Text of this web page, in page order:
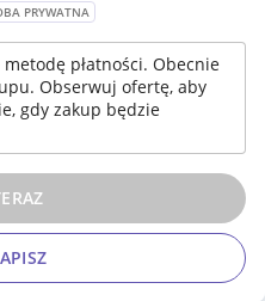
PRYWATNA
płatności. Obecnie
Obserwuj ofertę, aby
gdy zakup będzie